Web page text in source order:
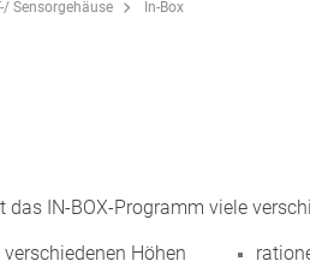
Sensorgehäuse In-Box
IN-BOX-Programm viele
Höhen